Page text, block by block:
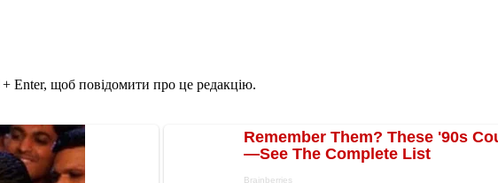
+ Enter, щоб повідомити про це редакцію.